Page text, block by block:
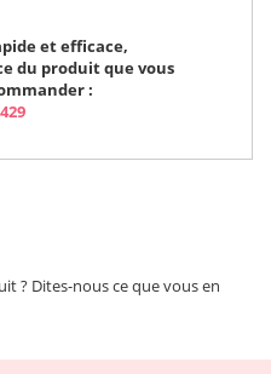
et efficace,
du produit que vous
:
? Dites-nous ce que vous en